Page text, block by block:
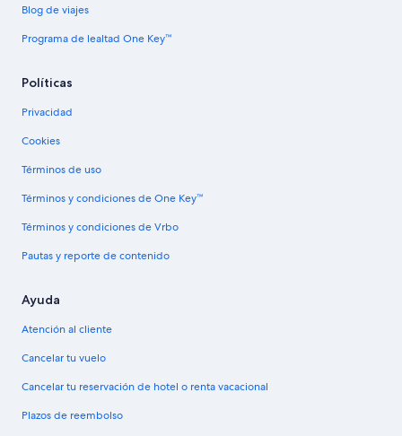
Blog de viajes
Programa de lealtad One Key™
Políticas
Privacidad
Cookies
Términos de uso
Términos y condiciones de One Key™
Términos y condiciones de Vrbo
Pautas y reporte de contenido
Ayuda
Atención al cliente
Cancelar tu vuelo
Cancelar tu reservación de hotel o renta vacacional
Plazos de reembolso